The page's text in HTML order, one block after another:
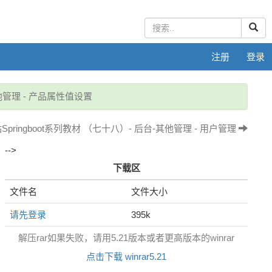
注册 登录
理 - 产品属性值设置
系列教材 （七十八）- 后台-其他管理 - 用户管理
-->
下载区
文件名 文件大小
请先登录 395k
解压rar如果失败，请用5.21版本或者更高版本的winrar
点击下载 winrar5.21